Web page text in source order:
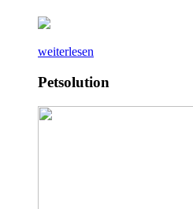
weiterlesen
Petsolution